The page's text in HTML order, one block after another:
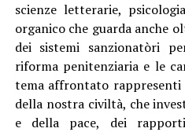
scienze letterarie,
organico che guarda anche
dei sistemi sanzionatòri
riforma penitenziaria e le
tema affrontato
della nostra civiltà, che
e della pace, dei